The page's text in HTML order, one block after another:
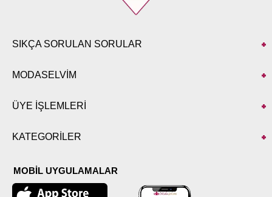
SIKÇA SORULAN SORULAR
MODASELVİM
ÜYE İŞLEMLERİ
KATEGORİLER
MOBİL UYGULAMALAR